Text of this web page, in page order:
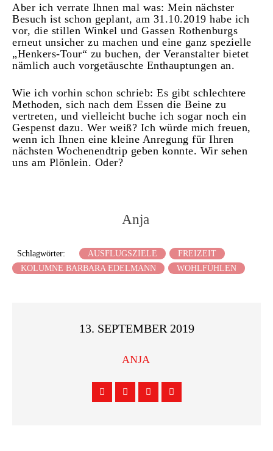
Aber ich verrate Ihnen mal was: Mein nächster
Besuch ist schon geplant, am 31.10.2019 habe ich
vor, die stillen Winkel und Gassen Rothenburgs
erneut unsicher zu machen und eine ganz spezielle
„Henkers-Tour“ zu buchen, der Veranstalter bietet
nämlich auch vorgetäuschte Enthauptungen an.
Wie ich vorhin schon schrieb: Es gibt schlechtere
Methoden, sich nach dem Essen die Beine zu
vertreten, und vielleicht buche ich sogar noch ein
Gespenst dazu. Wer weiß? Ich würde mich freuen,
wenn ich Ihnen eine kleine Anregung für Ihren
nächsten Wochenendtrip geben konnte. Wir sehen
uns am Plönlein. Oder?
Anja
Schlagwörter: AUSFLUGSZIELE
FREIZEIT
KOLUMNE BARBARA EDELMANN
WOHLFÜHLEN
13. SEPTEMBER 2019
ANJA